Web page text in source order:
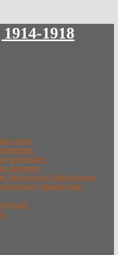
1918
faldne
krigsfanger
desertører
Sønderjyske Krigsdeltagere
tabslister (eksternt link)